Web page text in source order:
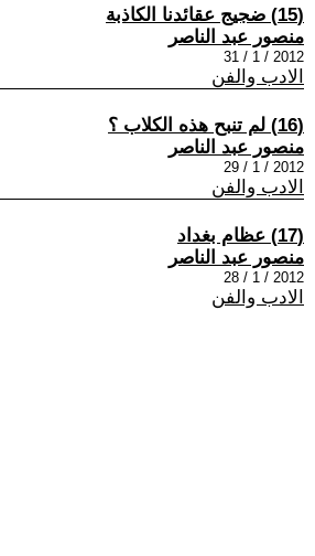
(15) ضجيج عقائدنا الكاذبة
منصور عبد الناصر
2012 / 1 / 31
الادب والفن
(16) لم تنبح هذه الكلاب ؟
منصور عبد الناصر
2012 / 1 / 29
الادب والفن
(17) عظام بغداد
منصور عبد الناصر
2012 / 1 / 28
الادب والفن